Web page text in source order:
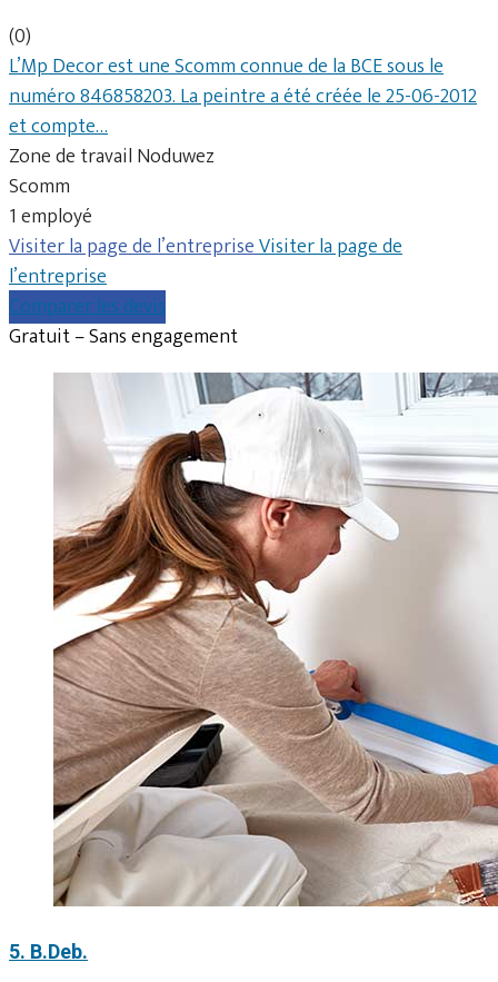
(0)
L’Mp Decor est une Scomm connue de la BCE sous le
numéro 846858203. La peintre a été créée le 25-06-2012
et compte…
Zone de travail Noduwez
Scomm
1 employé
Visiter la page de l’entrepriseVisiter la page de
l’entreprise
Comparer les devis
Gratuit – Sans engagement
5. B.Deb.